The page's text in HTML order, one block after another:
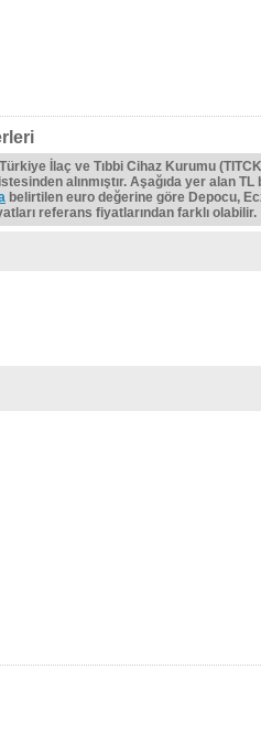
İlaç ve Tıbbi Cihaz Kurumu
alınmıştır. Aşağıda yer alan TL
belirtilen euro değerine göre Depocu,
referans fiyatlarından farklı olabilir.